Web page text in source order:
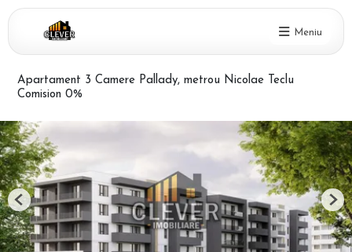
Meniu
Apartament 3 Camere Pallady, metrou Nicolae Teclu
Comision 0%
Previous